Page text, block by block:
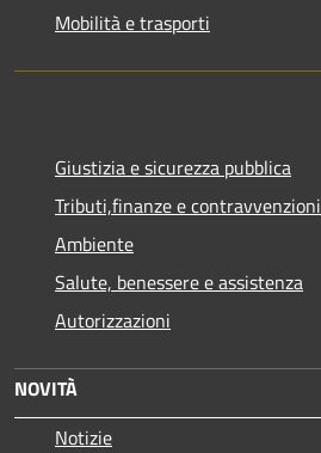
Mobilità e trasporti
Giustizia e sicurezza pubblica
Tributi,finanze e contravvenzioni
Ambiente
Salute, benessere e assistenza
Autorizzazioni
NOVITÀ
Notizie